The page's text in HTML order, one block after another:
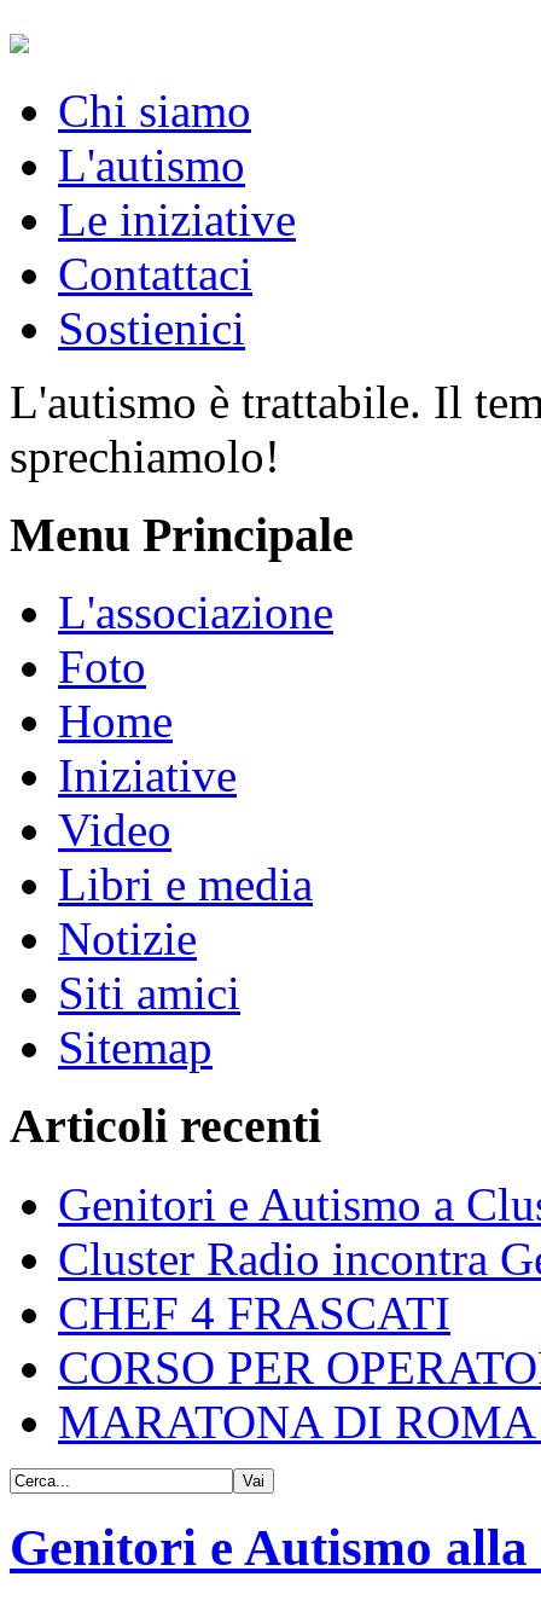
Chi siamo
L'autismo
Le iniziative
Contattaci
Sostienici
L'autismo è trattabile. Il
sprechiamolo!
Menu Principale
L'associazione
Foto
Home
Iniziative
Video
Libri e media
Notizie
Siti amici
Sitemap
Articoli recenti
Genitori e Autismo a
Cluster Radio incontra
CHEF 4 FRASCATI
CORSO PER
MARATONA DI ROMA
Genitori e Autismo